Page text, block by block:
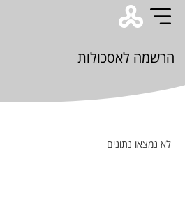
הרשמה לאסכולות
לא נמצאו נתונים